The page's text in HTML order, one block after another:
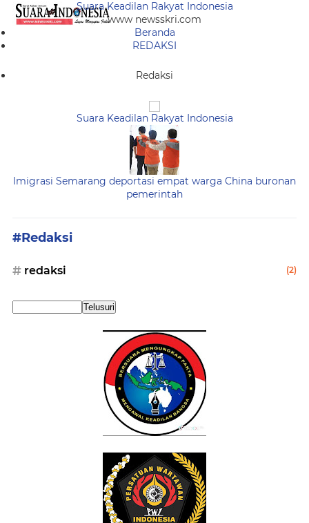
Suara Keadilan Rakyat Indonesia
www newsskri.com
Beranda
REDAKSI
Redaksi
Suara Keadilan Rakyat Indonesia
Imigrasi Semarang deportasi empat warga China buronan
pemerintah
#Redaksi
redaksi (2)